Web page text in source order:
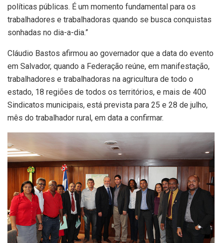
políticas públicas. É um momento fundamental para os
trabalhadores e trabalhadoras quando se busca conquistas
sonhadas no dia-a-dia.”
Cláudio Bastos afirmou ao governador que a data do evento
em Salvador, quando a Federação reúne, em manifestação,
trabalhadores e trabalhadoras na agricultura de todo o
estado, 18 regiões de todos os territórios, e mais de 400
Sindicatos municipais, está prevista para 25 e 28 de julho,
mês do trabalhador rural, em data a confirmar.